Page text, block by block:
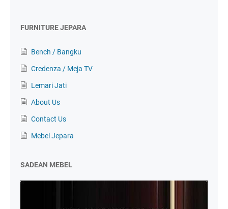
FURNITURE JEPARA
Bench / Bangku
Credenza / Meja TV
Lemari Jati
About Us
Contact Us
Mebel Jepara
SADEAN MEBEL